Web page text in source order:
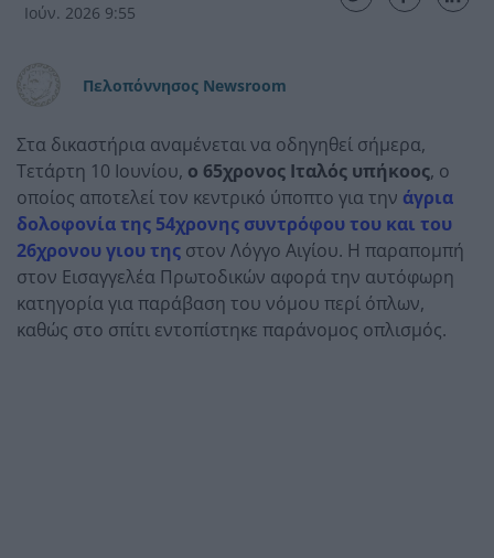
Ιούν. 2026 9:55
Πελοπόννησος Newsroom
Στα δικαστήρια αναμένεται να οδηγηθεί σήμερα,
Τετάρτη 10 Ιουνίου, ο 65χρονος Ιταλός υπήκοος, ο
οποίος αποτελεί τον κεντρικό ύποπτο για την άγρια
δολοφονία της 54χρονης συντρόφου του και του
26χρονου γιου της στον Λόγγο Αιγίου. Η παραπομπή
στον Εισαγγελέα Πρωτοδικών αφορά την αυτόφωρη
κατηγορία για παράβαση του νόμου περί όπλων,
καθώς στο σπίτι εντοπίστηκε παράνομος οπλισμός.